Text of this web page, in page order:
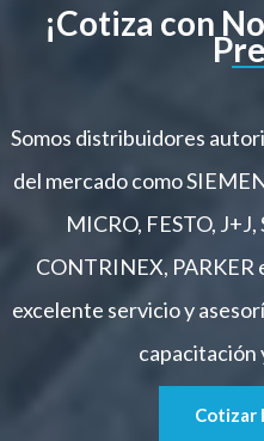
¡Cotiza con
Somos distribuidores
del mercado como
MICRO, FESTO,
CONTRINEX,
excelente servicio y
Cotizar